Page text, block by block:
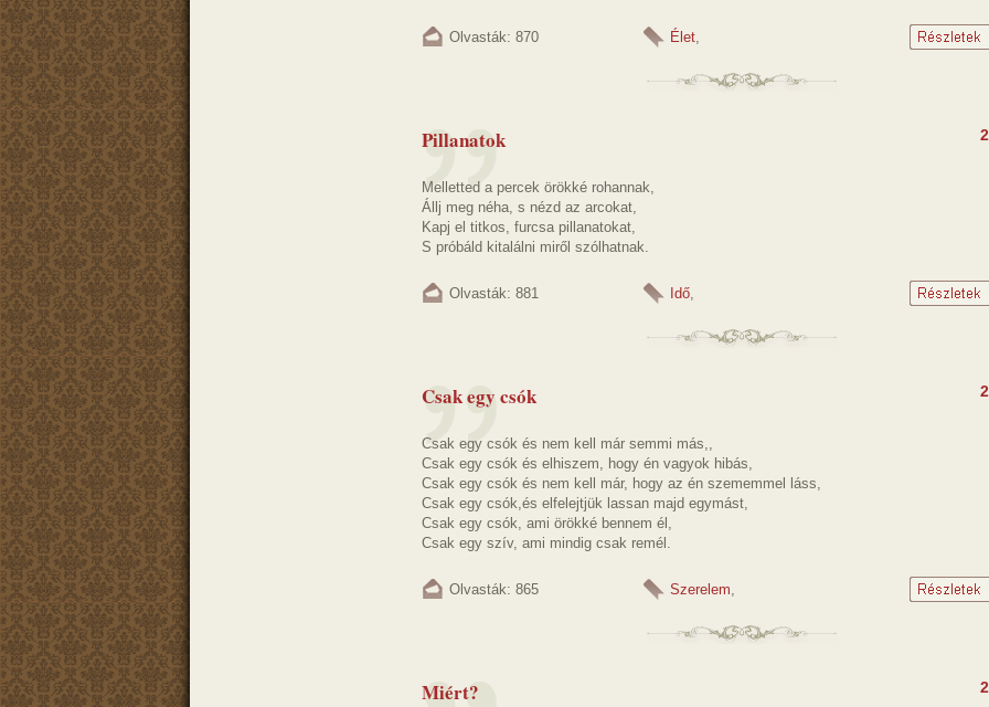
Olvasták: 870 Élet,
Pillanatok
Melletted a percek örökké rohannak,
Állj meg néha, s nézd az arcokat,
Kapj el titkos, furcsa pillanatokat,
S próbáld kitalálni miről szólhatnak.
Olvasták: 881 Idő,
Csak egy csók
Csak egy csók és nem kell már semmi más,,
Csak egy csók és elhiszem, hogy én vagyok hibás,
Csak egy csók és nem kell már, hogy az én szememmel láss,
Csak egy csók,és elfelejtjük lassan majd egymást,
Csak egy csók, ami örökké bennem él,
Csak egy szív, ami mindig csak remél.
Olvasták: 865 Szerelem,
Miért?